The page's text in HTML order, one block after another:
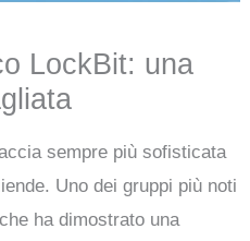
LockBit: una
sempre più sofisticata
Uno dei gruppi più noti
ha dimostrato una